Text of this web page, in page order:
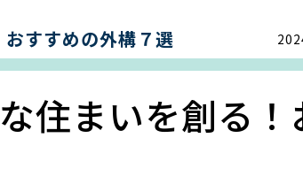
おすすめの外構７選
住まいを創る！